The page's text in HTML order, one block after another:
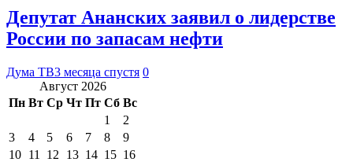
Депутат Ананских заявил о лидерстве
России по запасам нефти
Дума ТВ3 месяца спустя 0
Август 2026
Пн Вт Ср Чт Пт Сб Вс
1
2
3
4 5 6 7 8
9
10 11 12 13 14 15 16